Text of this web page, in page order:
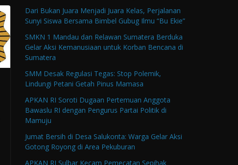
Dari Bukan Juara Menjadi Juara Kelas, Perjalanan
Sunyi Siswa Bersama Bimbel Gubug Ilmu “Bu Ekie”
SMKN 1 Mandau dan Relawan Sumatera Berduka
Gelar Aksi Kemanusiaan untuk Korban Bencana di
Sumatera
SMM Desak Regulasi Tegas: Stop Polemik,
Lindungi Petani Getah Pinus Mamasa
APKAN RI Soroti Dugaan Pertemuan Anggota
Bawaslu RI dengan Pengurus Partai Politik di
Mamuju
Jumat Bersih di Desa Salukonta: Warga Gelar Aksi
Gotong Royong di Area Pekuburan
APKAN RI Sulbar Kecam Pemecatan Sepihak